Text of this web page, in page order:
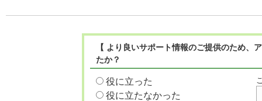
【 より良いサポート情報のご提供のため
たか？
役に立った
役に立たなかった